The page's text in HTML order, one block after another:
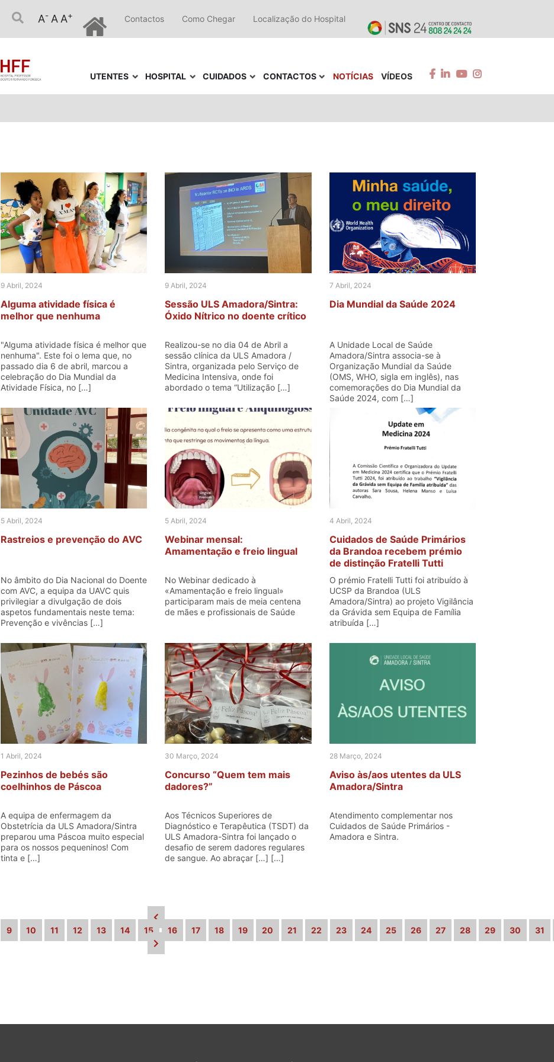
A- A A+ Contactos Como Chegar Localização do Hospital
UTENTES HOSPITAL CUIDADOS CONTACTOS NOTÍCIAS VÍDEOS
9 Abril, 2024
Alguma atividade física é
melhor que nenhuma
"Alguma atividade física é melhor que
nenhuma". Este foi o lema que, no
passado dia 6 de abril, marcou a
celebração do Dia Mundial da
Atividade Física, no […]
9 Abril, 2024
Sessão ULS Amadora/Sintra:
Óxido Nítrico no doente crítico
Realizou-se no dia 04 de Abril a
sessão clínica da ULS Amadora /
Sintra, organizada pelo Serviço de
Medicina Intensiva, onde foi
abordado o tema “Utilização […]
7 Abril, 2024
Dia Mundial da Saúde 2024
A Unidade Local de Saúde
Amadora/Sintra associa-se à
Organização Mundial da Saúde
(OMS, WHO, sigla em inglês), nas
comemorações do Dia Mundial da
Saúde 2024, com […]
5 Abril, 2024
Rastreios e prevenção do AVC
No âmbito do Dia Nacional do Doente
com AVC, a equipa da UAVC quis
privilegiar a divulgação de dois
aspetos fundamentais neste tema:
Prevenção e vivências […]
5 Abril, 2024
Webinar mensal:
Amamentação e freio lingual
No Webinar dedicado à
«Amamentação e freio lingual»
participaram mais de meia centena
de mães e profissionais de Saúde
4 Abril, 2024
Cuidados de Saúde Primários
da Brandoa recebem prémio
de distinção Fratelli Tutti
O prémio Fratelli Tutti foi atribuído à
UCSP da Brandoa (ULS
Amadora/Sintra) ao projeto Vigilância
da Grávida sem Equipa de Família
atribuída […]
1 Abril, 2024
Pezinhos de bebés são
coelhinhos de Páscoa
A equipa de enfermagem da
Obstetrícia da ULS Amadora/Sintra
preparou uma Páscoa muito especial
para os nossos pequeninos! Com
tinta e […]
30 Março, 2024
Concurso “Quem tem mais
dadores?”
Aos Técnicos Superiores de
Diagnóstico e Terapêutica (TSDT) da
ULS Amadora-Sintra foi lançado o
desafio de serem dadores regulares
de sangue. Ao abraçar […] […]
28 Março, 2024
Aviso às/aos utentes da ULS
Amadora/Sintra
Atendimento complementar nos
Cuidados de Saúde Primários -
Amadora e Sintra.
9 10 11 12 13 14 15 16 17 18 19 20 21 22 23 24 25 26 27 28 29 30 31